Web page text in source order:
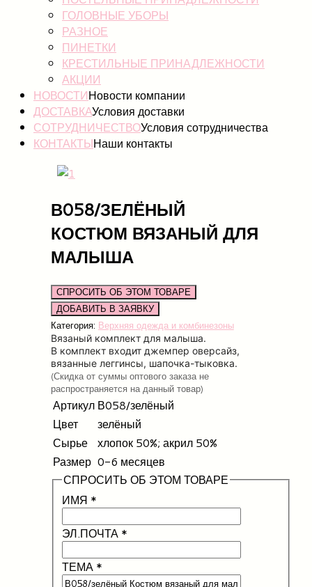
ГОЛОВНЫЕ УБОРЫ
РАЗНОЕ
ПИНЕТКИ
КРЕСТИЛЬНЫЕ ПРИНАДЛЕЖНОСТИ
АКЦИИ
НОВОСТИНовости компании
ДОСТАВКАУсловия доставки
СОТРУДНИЧЕСТВОУсловия сотрудничества
КОНТАКТЫНаши контакты
В058/ЗЕЛЁНЫЙ
КОСТЮМ ВЯЗАНЫЙ ДЛЯ
МАЛЫША
СПРОСИТЬ ОБ ЭТОМ ТОВАРЕ
Категория: Верхняя одежда и комбинезоны
Вязаный комплект для малыша.
В комплект входит джемпер оверсайз,
вязанные леггинсы, шапочка-тыковка.
(Скидка от суммы оптового заказа не
распространяется на данный товар)
Артикул В058/зелёный
Цвет
зелёный
Сырье
хлопок 50%; акрил 50%
Размер 0-6 месяцев
СПРОСИТЬ ОБ ЭТОМ ТОВАРЕ
ИМЯ *
ЭЛ.ПОЧТА*
ТЕМА*